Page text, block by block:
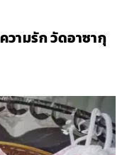
วามรัก วัดอาซากุ